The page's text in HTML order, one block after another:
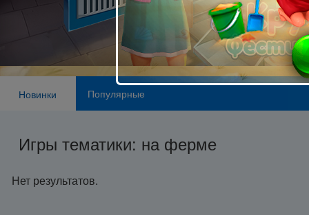
Новинки Популярные
Игры тематики: на ферме
Нет результатов.